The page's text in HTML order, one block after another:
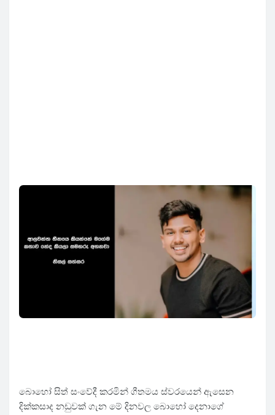
බොහෝ සිත් සංවේදී කරමින් ගීතමය ස්වරයෙන් ඇසෙන
දික්කසාද නඩුවක් ගැන මේ දිනවල බොහෝ දෙනාගේ